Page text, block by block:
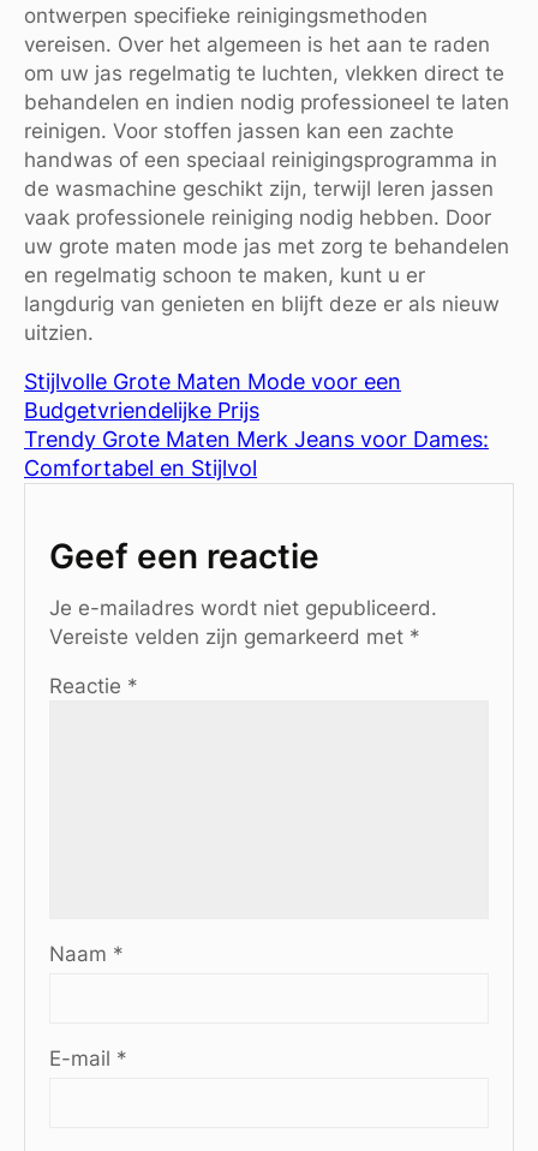
ontwerpen specifieke reinigingsmethoden
vereisen. Over het algemeen is het aan te raden
om uw jas regelmatig te luchten, vlekken direct te
behandelen en indien nodig professioneel te laten
reinigen. Voor stoffen jassen kan een zachte
handwas of een speciaal reinigingsprogramma in
de wasmachine geschikt zijn, terwijl leren jassen
vaak professionele reiniging nodig hebben. Door
uw grote maten mode jas met zorg te behandelen
en regelmatig schoon te maken, kunt u er
langdurig van genieten en blijft deze er als nieuw
uitzien.
Stijlvolle Grote Maten Mode voor een
Budgetvriendelijke Prijs
Trendy Grote Maten Merk Jeans voor Dames:
Comfortabel en Stijlvol
Geef een reactie
Je e-mailadres wordt niet gepubliceerd.
Vereiste velden zijn gemarkeerd met *
Reactie *
Naam *
E-mail *